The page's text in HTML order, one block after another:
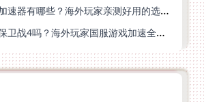
江南百景图国外加速器有哪些？海外玩家亲测好用的选择与避坑指南
去国外能打王国保卫战4吗？海外玩家国服游戏加速全攻略（附公主连结幻想江湖实测）